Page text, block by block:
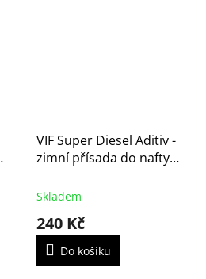
VIF Super Diesel Aditiv -
zimní přísada do nafty
Skladem
240 Kč
Do košíku